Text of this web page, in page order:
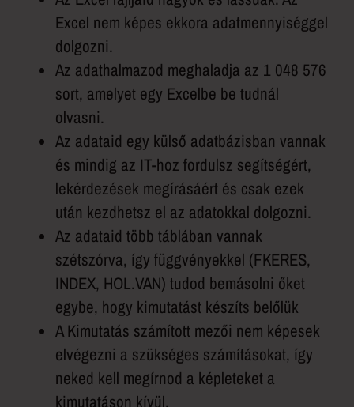
Excel nem képes ekkora adatmennyiséggel
dolgozni.
Az adathalmazod meghaladja az 1 048 576
sort, amelyet egy Excelbe be tudnál
olvasni.
Az adataid egy külső adatbázisban vannak
és mindig az IT-hoz fordulsz segítségért,
lekérdezések megírásáért és csak ezek
után kezdhetsz el az adatokkal dolgozni.
Az adataid több táblában vannak
szétszórva, így függvényekkel (FKERES,
INDEX, HOL.VAN) tudod bemásolni őket
egybe, hogy kimutatást készíts belőlük
A Kimutatás számított mezői nem képesek
elvégezni a szükséges számításokat, így
neked kell megírnod a képleteket a
kimutatáson kívül.